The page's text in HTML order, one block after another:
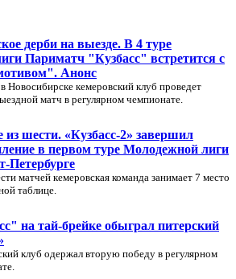
дерби на выезде. В 4 туре
Париматч "Кузбасс" встретится с
Анонс
Новосибирске кемеровский клуб проведет
матч в регулярном чемпионате.
шести. «Кузбасс-2» завершил
в первом туре Молодежной лиги
Петербурге
матчей кемеровская команда занимает 7 место
таблице.
на тай-брейке обыграл питерский
клуб одержал вторую победу в регулярном